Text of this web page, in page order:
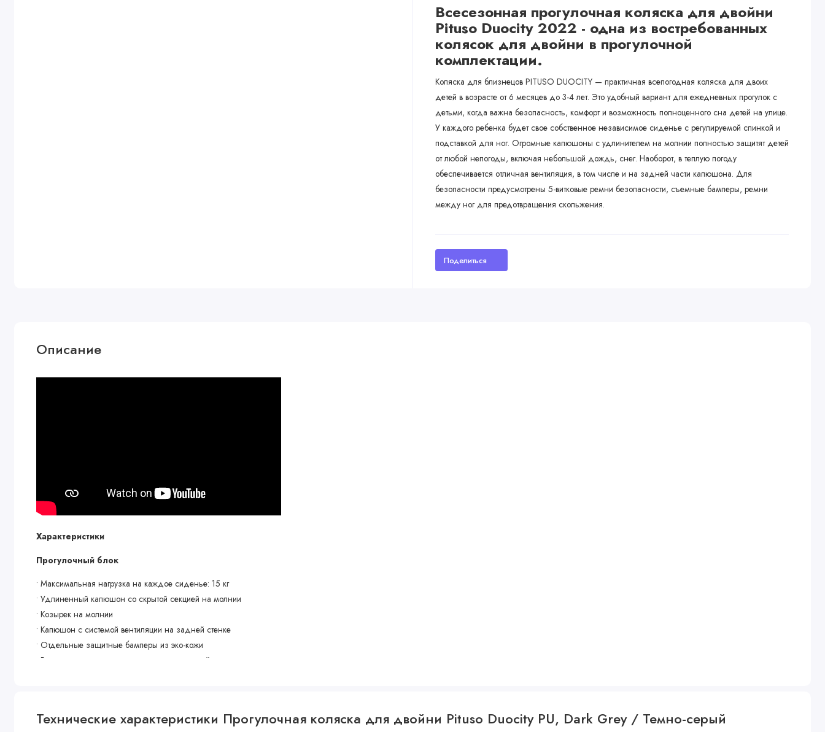
Всесезонная прогулочная коляска для двойни
Pituso Duocity 2022 - одна из востребованных
колясок для двойни в прогулочной
комплектации.
Коляска для близнецов PITUSO DUOCITY — практичная всепогодная коляска для двоих
детей в возрасте от 6 месяцев до 3-4 лет. Это удобный вариант для ежедневных прогулок с
детьми, когда важна безопасность, комфорт и возможность полноценного сна детей на улице.
У каждого ребенка будет свое собственное независимое сиденье с регулируемой спинкой и
подставкой для ног. Огромные капюшоны с удлинителем на молнии полностью защитят детей
от любой непогоды, включая небольшой дождь, снег. Наоборот, в теплую погоду
обеспечивается отличная вентиляция, в том числе и на задней части капюшона. Для
безопасности предусмотрены 5-витковые ремни безопасности, съемные бамперы, ремни
между ног для предотвращения скольжения.
Поделиться
Описание
Характеристики
Прогулочный блок
• Максимальная нагрузка на каждое сиденье: 15 кг
• Удлиненный капюшон со скрытой секцией на молнии
• Козырек на молнии
• Капюшон с системой вентиляции на задней стенке
• Отдельные защитные бамперы из эко-кожи
• Регулируемая подставка для ног со свставкой из эко-кожи
• Регулируемые спинки, независимо друг от друга
Технические характеристики Прогулочная коляска для двойни Pituso Duocity PU, Dark Grey / Темно-серый